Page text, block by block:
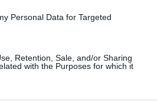
Personal Data for Targeted
Retention, Sale, and/or Sharing
with the Purposes for which it